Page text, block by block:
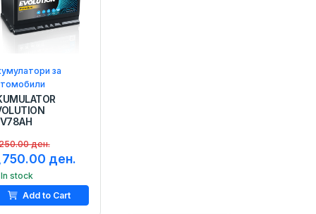
за
ден.
ден.
In stock
Add to Cart